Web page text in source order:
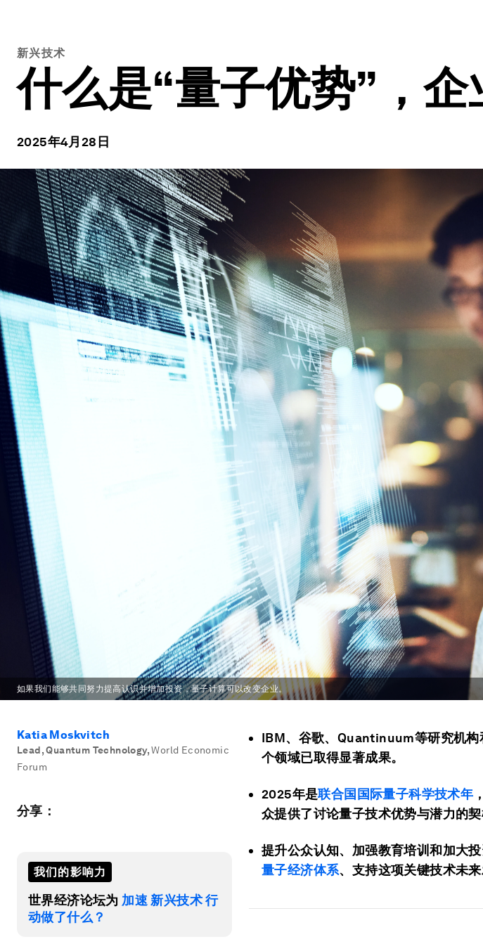
新兴技术
什么是“量子优势”，
2025年4月28日
如果我们能够共同努力提高认识并增加投资，量子计算可以改变企业。
Katia Moskvitch
Lead, Quantum Technology, World Economic
Forum
分享：
我们的影响力
世界经济论坛为 加速 新兴技术 行
动做了什么？
IBM、谷歌、Quantinuum等研究机构
个领域已取得显著成果。
2025年是联合国国际量子科学技术年
众提供了讨论量子技术优势与潜力的契
提升公众认知、加强教育培训和加大
量子经济体系、支持这项关键技术未来